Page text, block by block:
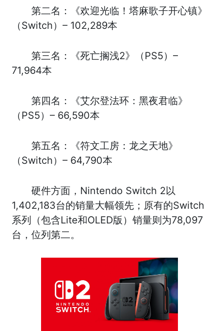
第二名：《欢迎光临！塔麻歌子开心镇》
（Switch）– 102,289本
第三名：《死亡搁浅2》（PS5）–
71,964本
第四名：《艾尔登法环：黑夜君临》
（PS5）– 66,590本
第五名：《符文工房：龙之天地》
（Switch）– 64,790本
硬件方面，Nintendo Switch 2以
1,402,183台的销量大幅领先；原有的Switch
系列（包含Lite和OLED版）销量则为78,097
台，位列第二。